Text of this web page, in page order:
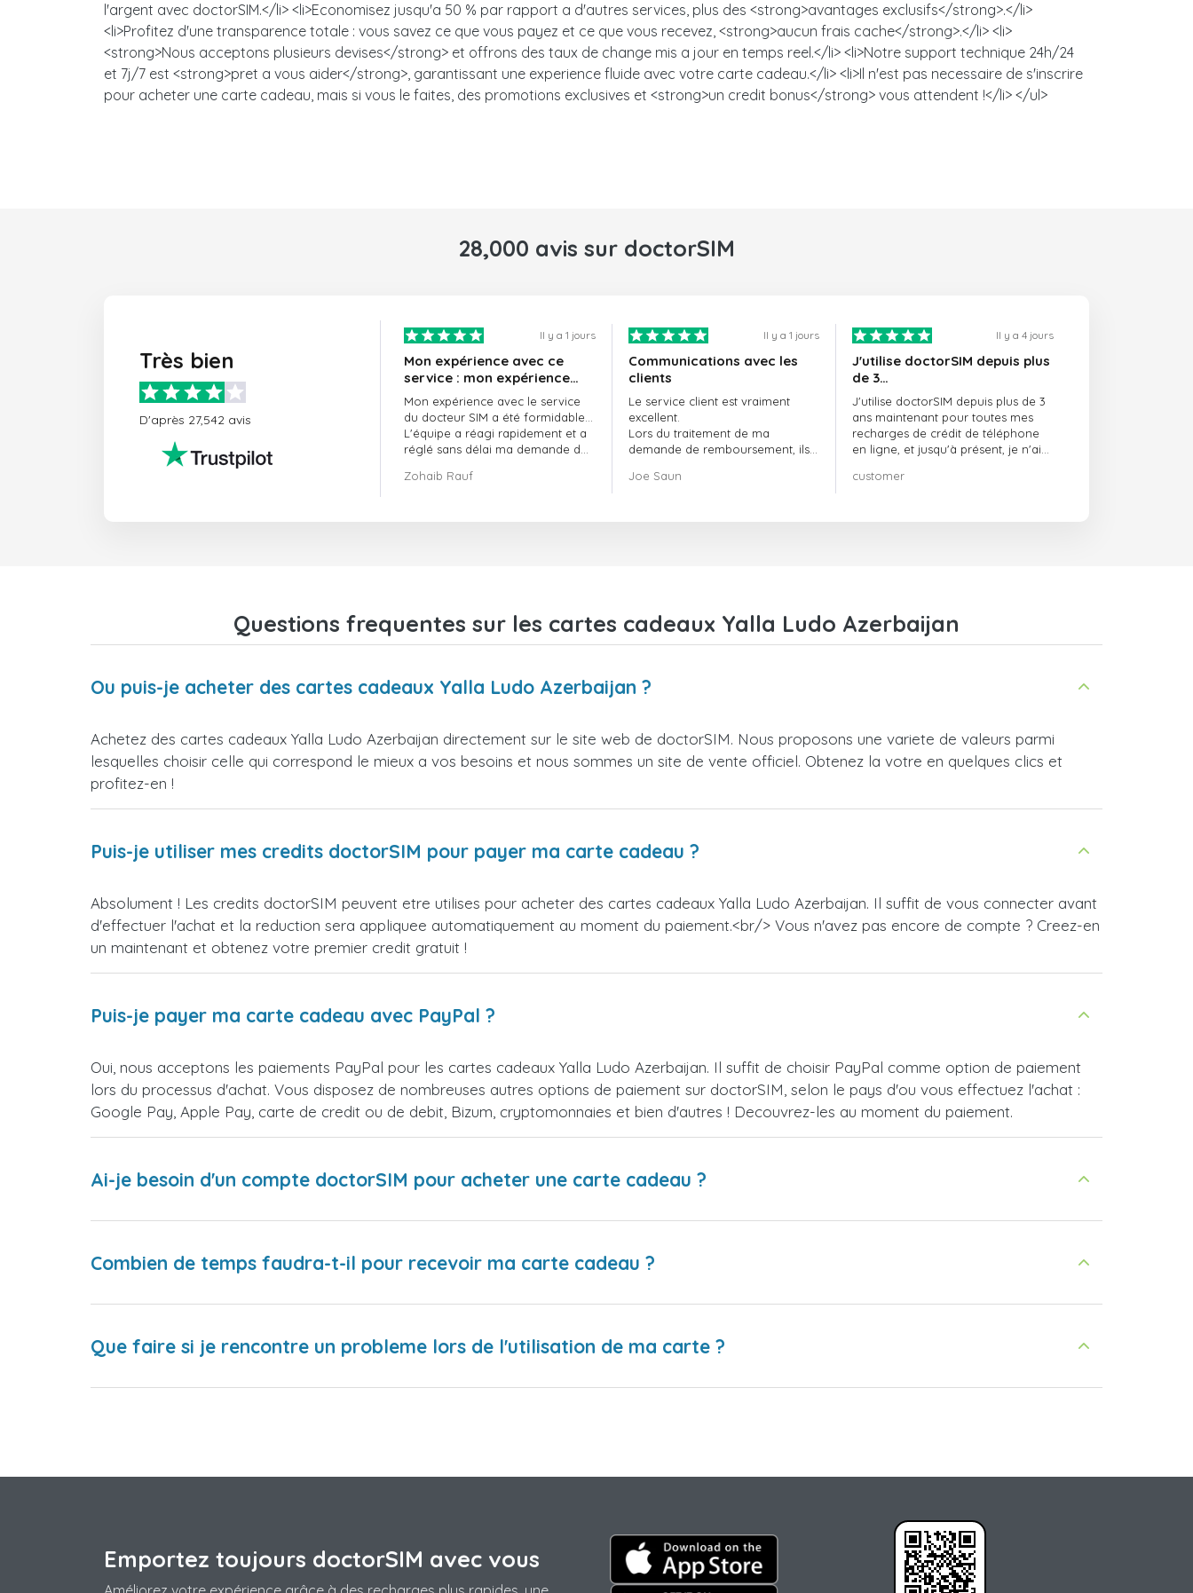
l'argent avec doctorSIM.</li> <li>Economisez jusqu'a 50 % par rapport a d'autres services, plus des <strong>avantages exclusifs</strong>.</li>
<li>Profitez d'une transparence totale : vous savez ce que vous payez et ce que vous recevez, <strong>aucun frais cache</strong>.</li> <li>
<strong>Nous acceptons plusieurs devises</strong> et offrons des taux de change mis a jour en temps reel.</li> <li>Notre support technique 24h/24
et 7j/7 est <strong>pret a vous aider</strong>, garantissant une experience fluide avec votre carte cadeau.</li> <li>Il n'est pas necessaire de s'inscrire
pour acheter une carte cadeau, mais si vous le faites, des promotions exclusives et <strong>un credit bonus</strong> vous attendent !</li> </ul>
28,000 avis sur doctorSIM
Très bien
D'après 27,542 avis
Il y a 1 jours
Mon expérience avec ce
service : mon expérience
avec le service de
doctorSIM a été formidable.
Mon expérience avec le service
du docteur SIM a été formidable…
L'équipe a réagi rapidement et a
réglé sans délai ma demande de
Dans l'ensemble, j'ai vraiment
Zohaib Rauf
Il y a 1 jours
Communications avec les
clients
Le service client est vraiment
excellent.
Lors du traitement de ma
demande de remboursement, ils
professionnalisme et de rapidité,
Joe Saun
Il y a 4 jours
J'utilise doctorSIM depuis plus
de 3…
J'utilise doctorSIM depuis plus de 3
ans maintenant pour toutes mes
recharges de crédit de téléphone
en ligne, et jusqu'à présent, je n'ai
vivement !!!
customer
Questions frequentes sur les cartes cadeaux Yalla Ludo Azerbaijan
Ou puis-je acheter des cartes cadeaux Yalla Ludo Azerbaijan ?
Achetez des cartes cadeaux Yalla Ludo Azerbaijan directement sur le site web de doctorSIM. Nous proposons une variete de valeurs parmi
lesquelles choisir celle qui correspond le mieux a vos besoins et nous sommes un site de vente officiel. Obtenez la votre en quelques clics et
profitez-en !
Puis-je utiliser mes credits doctorSIM pour payer ma carte cadeau ?
Absolument ! Les credits doctorSIM peuvent etre utilises pour acheter des cartes cadeaux Yalla Ludo Azerbaijan. Il suffit de vous connecter avant
d'effectuer l'achat et la reduction sera appliquee automatiquement au moment du paiement.<br/> Vous n'avez pas encore de compte ? Creez-en
un maintenant et obtenez votre premier credit gratuit !
Puis-je payer ma carte cadeau avec PayPal ?
Oui, nous acceptons les paiements PayPal pour les cartes cadeaux Yalla Ludo Azerbaijan. Il suffit de choisir PayPal comme option de paiement
lors du processus d'achat. Vous disposez de nombreuses autres options de paiement sur doctorSIM, selon le pays d'ou vous effectuez l'achat :
Google Pay, Apple Pay, carte de credit ou de debit, Bizum, cryptomonnaies et bien d'autres ! Decouvrez-les au moment du paiement.
Ai-je besoin d'un compte doctorSIM pour acheter une carte cadeau ?
Combien de temps faudra-t-il pour recevoir ma carte cadeau ?
Que faire si je rencontre un probleme lors de l'utilisation de ma carte ?
Emportez toujours doctorSIM avec vous